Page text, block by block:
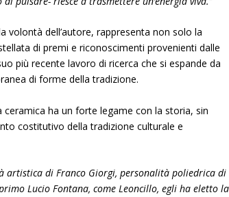
volontà dell’autore, rappresenta non solo la
di premi e riconoscimenti provenienti dalle
più recente lavoro di ricerca che si espande da
di forme della tradizione.
ceramica ha un forte legame con la storia, sin
costitutivo della tradizione culturale e
artistica di Franco Giorgi, personalità poliedrica di
Lucio Fontana, come Leoncillo, egli ha eletto la